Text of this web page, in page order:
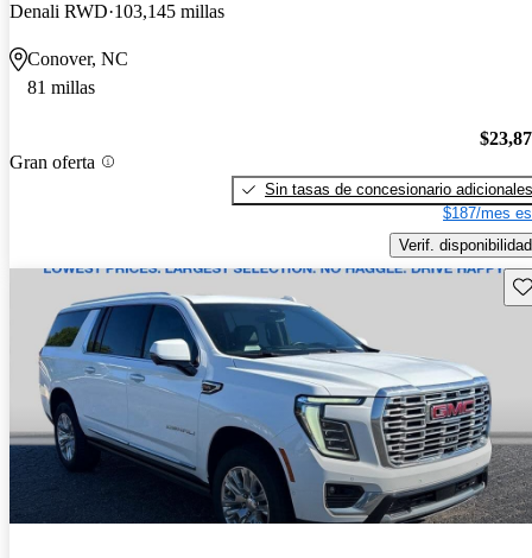
Denali RWD 103,145 millas
Conover, NC
81 millas
Gran oferta
Sin tasas de concesionario adicionales
$187/mes
Verif. disponibilidad